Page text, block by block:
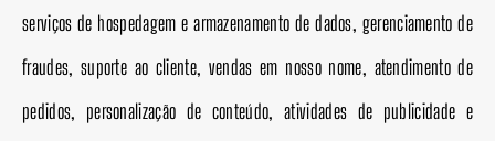
serviços de hospedagem e armazenamento de dados, gerenciamento de
fraudes, suporte ao cliente, vendas em nosso nome, atendimento de
pedidos, personalização de conteúdo, atividades de publicidade e